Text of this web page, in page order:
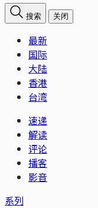
搜索 关闭
最新
国际
大陆
香港
台湾
速递
解读
评论
播客
影音
系列